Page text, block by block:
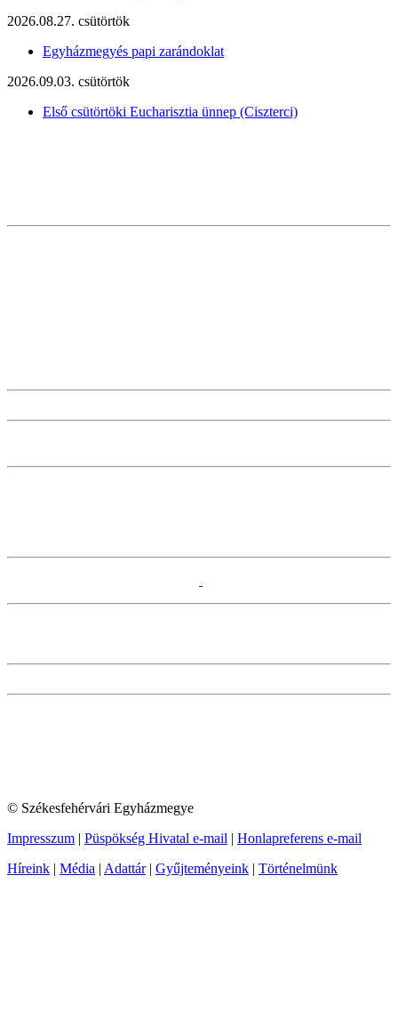
2026.08.27. csütörtök
Egyházmegyés papi zarándoklat
2026.09.03. csütörtök
Első csütörtöki Eucharisztia ünnep (Ciszterci)
© Székesfehérvári Egyházmegye
Impresszum | Püspökség Hivatal e-mail | Honlapreferens e-mail
Híreink | Média | Adattár| Gyűjteményeink | Történelmünk